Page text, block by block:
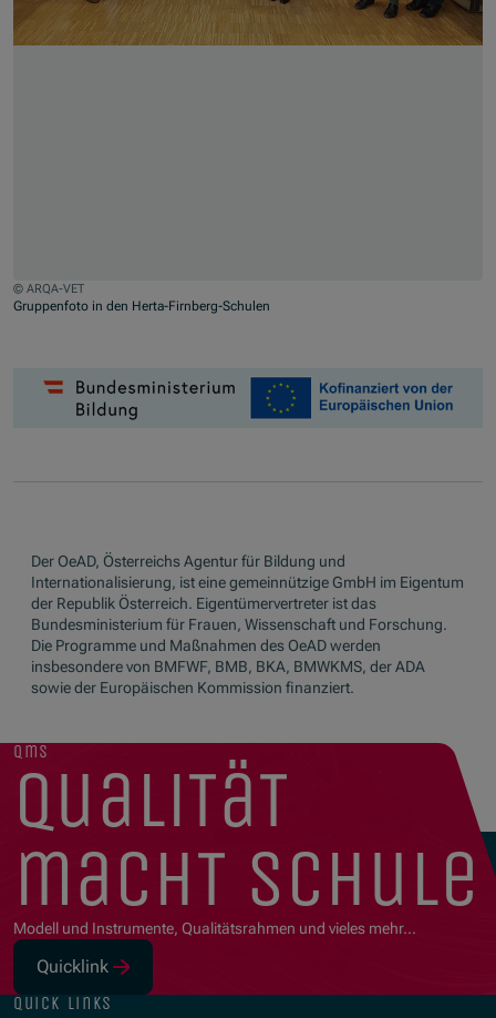
© ARQA-VET
Gruppenfoto in den Herta-Firnberg-Schulen
Der OeAD, Österreichs Agentur für Bildung und
Internationalisierung, ist eine gemeinnützige GmbH im Eigentum
der Republik Österreich. Eigentümervertreter ist das
Bundesministerium für Frauen, Wissenschaft und Forschung.
Die Programme und Maßnahmen des OeAD werden
insbesondere von BMFWF, BMB, BKA, BMWKMS, der ADA
sowie der Europäischen Kommission finanziert.
qms
qualität
macht schule
Modell und Instrumente, Qualitätsrahmen und vieles mehr…
Quicklink
(Opens in new window)
quick links